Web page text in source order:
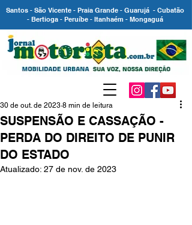
Santos - São Vicente - Praia Grande - Guarujá - Cubatão
- Bertioga - Peruíbe - Itanhaém - Mongaguá
SUSPENSÃO E CASSAÇÃO -
PERDA DO DIREITO DE PUNIR
DO ESTADO
30 de out. de 2023 8 min de leitura
Atualizado: 27 de nov. de 2023